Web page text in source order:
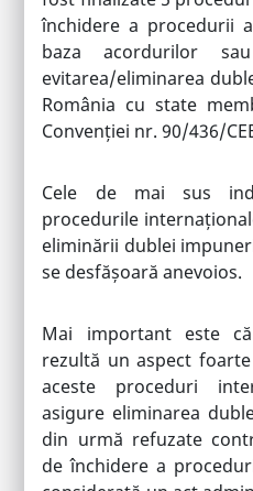
închidere a procedurii
baza acordurilor
evitarea/eliminarea
România cu state
Convenției nr. 90/436/
Cele de mai sus
procedurile
eliminării dublei
se desfășoară anevoios.
Mai important este
rezultă un aspect
aceste proceduri
asigure eliminarea
din urmă refuzate
de închidere a